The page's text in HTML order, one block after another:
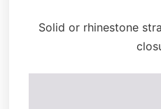
Solid or rhinestone